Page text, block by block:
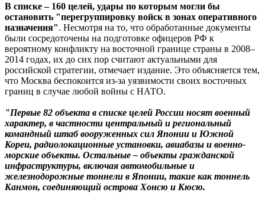
В списке – 160 целей, удары по которым могли бы
остановить "перегруппировку войск в зонах оперативного
назначения". Несмотря на то, что обработанные документы
были сосредоточены на подготовке офицеров РФ к
вероятному конфликту на восточной границе страны в 2008–
2014 годах, их до сих пор считают актуальными для
российской стратегии, отмечает издание. Это объясняется тем,
что Москва беспокоится из-за уязвимости своих восточных
границ в случае любой войны с НАТО.
"Первые 82 объекта в списке целей России носят военный
характер, в частности центральный и региональный
командный штаб вооруженных сил Японии и Южной
Кореи, радиолокационные установки, авиабазы и военно-
морские объекты. Остальные – объекты гражданской
инфраструктуры, включая автомобильные и
железнодорожные тоннели в Японии, такие как тоннель
Канмон, соединяющий острова Хонсю и Кюсю.